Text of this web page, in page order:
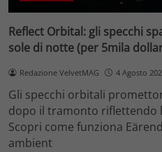
Reflect Orbital: gli specchi
sole di notte (per 5mila
Redazione VelvetMAG 4 Agosto
Gli specchi orbitali
dopo il tramonto riflettendo
Scopri come funziona
ambient